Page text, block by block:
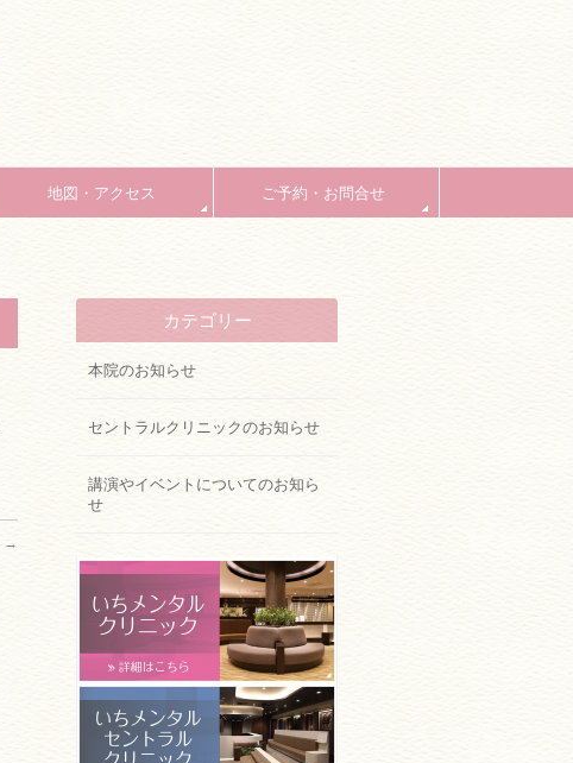
地図・アクセス ご予約・お問合せ
→
カテゴリー
本院のお知らせ
セントラルクリニックのお知らせ
講演やイベントについてのお知ら
せ